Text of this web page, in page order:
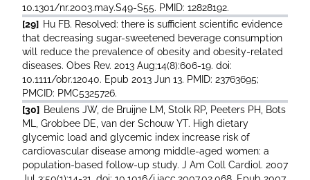
10.1301/nr.2003.may.S49-S55. PMID: 12828192.
[29] Hu FB. Resolved: there is sufficient scientific evidence
that decreasing sugar-sweetened beverage consumption
will reduce the prevalence of obesity and obesity-related
diseases. Obes Rev. 2013 Aug;14(8):606-19. doi:
10.1111/obr.12040. Epub 2013 Jun 13. PMID: 23763695;
PMCID: PMC5325726.
[30] Beulens JW, de Bruijne LM, Stolk RP, Peeters PH, Bots
ML, Grobbee DE, van der Schouw YT. High dietary
glycemic load and glycemic index increase risk of
cardiovascular disease among middle-aged women: a
population-based follow-up study. J Am Coll Cardiol. 2007